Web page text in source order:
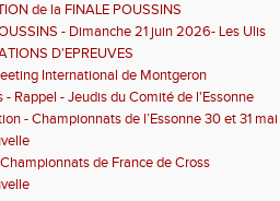
de la FINALE POUSSINS
- Dimanche 21 juin 2026- Les Ulis
D'EPREUVES
International de Montgeron
- Rappel - Jeudis du Comité de l'Essonne
- Championnats de l’Essonne 30 et 31 mai
de France de Cross